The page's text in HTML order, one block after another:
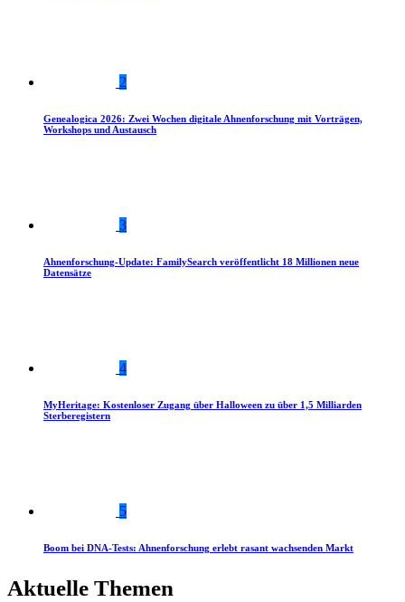
2
Genealogica 2026: Zwei Wochen digitale Ahnenforschung mit Vorträgen,
Workshops und Austausch
3
Ahnenforschung-Update: FamilySearch veröffentlicht 18 Millionen neue
Datensätze
4
MyHeritage: Kostenloser Zugang über Halloween zu über 1,5 Milliarden
Sterberegistern
5
Boom bei DNA-Tests: Ahnenforschung erlebt rasant wachsenden Markt
Aktuelle Themen